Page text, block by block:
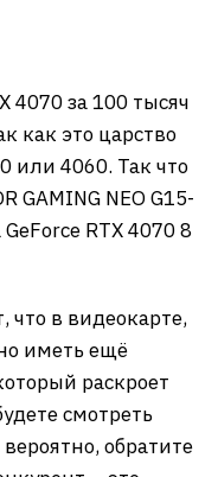
4070 за 100 тысяч
как это царство
или 4060. Так что
GAMING NEO G15-
RTX 4070 8
в видеокарте,
иметь ещё
раскроет
смотреть
обратите